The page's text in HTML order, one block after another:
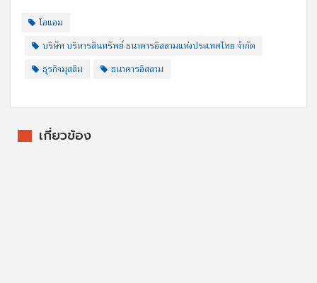
ไอแอม
บริษัท บริหารสินทรัพย์ ธนาคารอิสลามแห่งประเทศไทย จำกัด
ธุรกิจมุสลิม
ธนาคารอิสลาม
เกี่ยวข้อง